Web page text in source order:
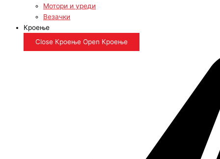
Мотори и уреди
Везачки
Кроење
Close Кроење Open Кроење